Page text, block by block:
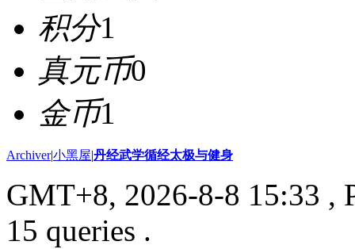
积分1
真元币0
金币1
Archiver|小黑屋|丹经武学循经太极与健身
GMT+8, 2026-8-8 15:33 ,
15 queries .